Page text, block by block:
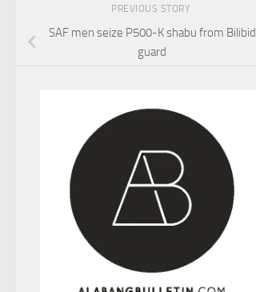
PREVIOUS STORY
SAF men seize P500-K shabu from Bilibid
guard